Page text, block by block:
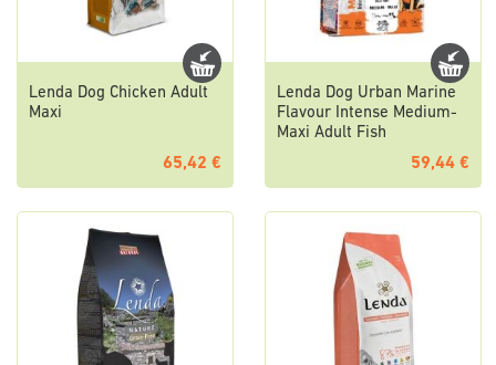
Lenda Dog Chicken Adult
Maxi
65,42 €
Lenda Dog Urban Marine
Flavour Intense Medium-
Maxi Adult Fish
59,44 €